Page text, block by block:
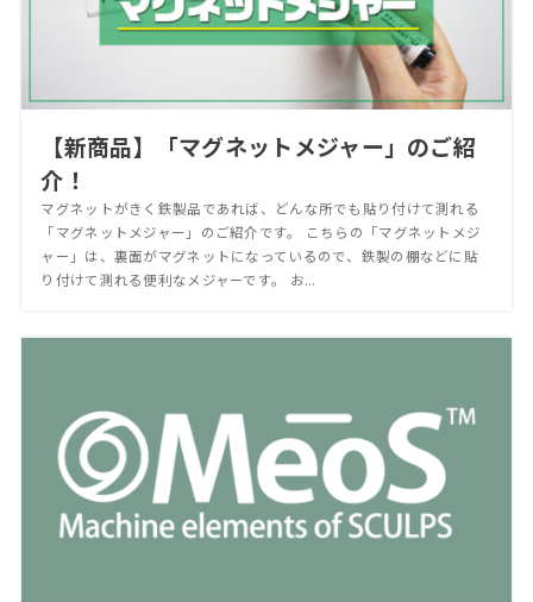
【新商品】「マグネットメジャー」のご紹
介！
マグネットがきく鉄製品であれば、どんな所でも貼り付けて測れる
「マグネットメジャー」のご紹介です。 こちらの「マグネットメジ
ャー」は、裏面がマグネットになっているので、鉄製の棚などに貼
り付けて測れる便利なメジャーです。 お...